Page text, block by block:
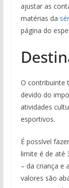
ajustar as
matérias da
página do
O contribuinte
devido do
atividades
esportivos.
É possível
limite é de até
– da criança e
valores são